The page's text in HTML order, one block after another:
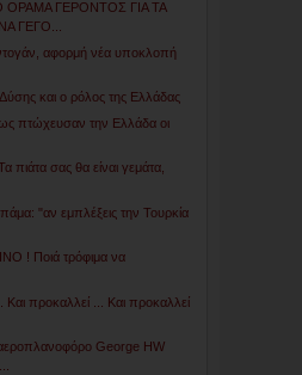
ΟΡΑΜΑ ΓΕΡΟΝΤΟΣ ΓΙΑ ΤΑ
ΓΕΓΟ...
αφορμή νέα υποκλοπή
και ο ρόλος της Ελλάδας
πτώχευσαν την Ελλάδα οι
πιάτα σας θα είναι γεμάτα,
"αν εμπλέξεις την Τουρκία
! Ποιά τρόφιμα να
Και προκαλλεί ... Και προκαλλεί
αεροπλανοφόρο George HW